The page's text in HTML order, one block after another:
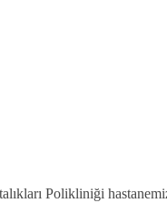
Polikliniği